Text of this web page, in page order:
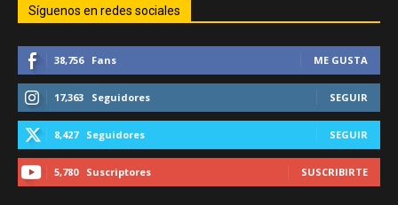
Síguenos en redes sociales
38,756 Fans ME GUSTA
17,363 Seguidores SEGUIR
8,427 Seguidores SEGUIR
5,780 Suscriptores SUSCRIBIRTE